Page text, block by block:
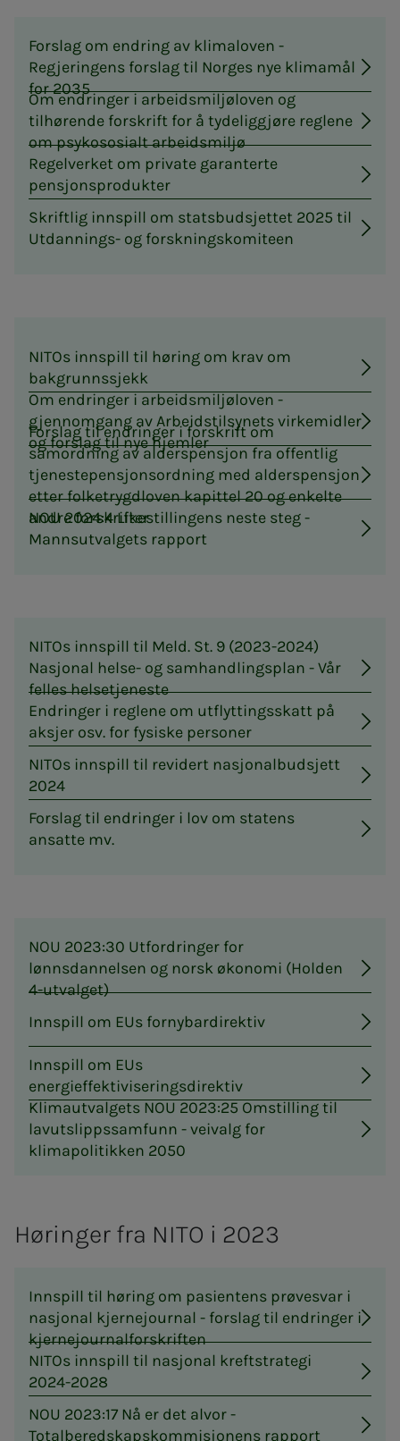
Forslag om endring av klimaloven -
Regjeringens forslag til Norges nye klimamål
for 2035
Om endringer i arbeidsmiljøloven og
tilhørende forskrift for å tydeliggjøre reglene
om psykososialt arbeidsmiljø
Regelverket om private garanterte
pensjonsprodukter
Skriftlig innspill om statsbudsjettet 2025 til
Utdannings- og forskningskomiteen
NITOs innspill til høring om krav om
bakgrunnssjekk
Om endringer i arbeidsmiljøloven -
gjennomgang av Arbeidstilsynets virkemidler
og forslag til nye hjemler
Forslag til endringer i forskrift om
samordning av alderspensjon fra offentlig
tjenestepensjonsordning med alderspensjon
etter folketrygdloven kapittel 20 og enkelte
andre forskrifter
NOU 2024:4 Likestillingens neste steg -
Mannsutvalgets rapport
NITOs innspill til Meld. St. 9 (2023-2024)
Nasjonal helse- og samhandlingsplan - Vår
felles helsetjeneste
Endringer i reglene om utflyttingsskatt på
aksjer osv. for fysiske personer
NITOs innspill til revidert nasjonalbudsjett
2024
Forslag til endringer i lov om statens
ansatte mv.
NOU 2023:30 Utfordringer for
lønnsdannelsen og norsk økonomi (Holden
4-utvalget)
Innspill om EUs fornybardirektiv
Innspill om EUs
energieffektiviseringsdirektiv
Klimautvalgets NOU 2023:25 Omstilling til
lavutslippssamfunn - veivalg for
klimapolitikken 2050
Høringer fra NITO i 2023
Innspill til høring om pasientens prøvesvar i
nasjonal kjernejournal - forslag til endringer i
kjernejournalforskriften
NITOs innspill til nasjonal kreftstrategi
2024-2028
NOU 2023:17 Nå er det alvor -
Totalberedskapskommisjonens rapport